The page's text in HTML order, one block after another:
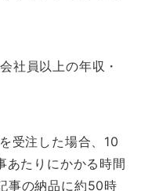
社員以上の年収・
受注した場合、10
あたりにかかる時間
事の納品に約50時